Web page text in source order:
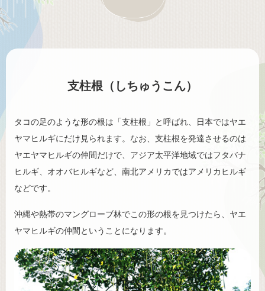
支柱根（しちゅうこん）
タコの足のような形の根は「支柱根」と呼ばれ、日本ではヤエ
ヤマヒルギにだけ見られます。なお、支柱根を発達させるのは
ヤエヤマヒルギの仲間だけで、アジア太平洋地域ではフタバナ
ヒルギ、オオバヒルギなど、南北アメリカではアメリカヒルギ
などです。
沖縄や熱帯のマングローブ林でこの形の根を見つけたら、ヤエ
ヤマヒルギの仲間ということになります。